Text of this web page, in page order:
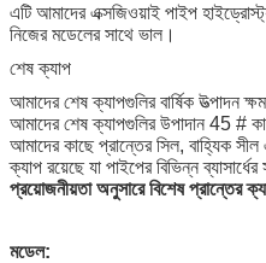
এটি আমাদের এক্সজিওয়াই পাইপ
নিজের মডেলের সাথে ভাল।
শেষ ক্যাপ
আমাদের শেষ ক্যাপগুলির বার্ষিক উত্পাদন
আমাদের শেষ ক্যাপগুলির উপাদান 45 #
আমাদের কাছে প্রান্তের সিল, বাহ্যিক
ক্যাপ রয়েছে যা পাইপের বিভিন্ন
প্রয়োজনীয়তা অনুসারে বিশেষ প্রান্তের
মডেল: